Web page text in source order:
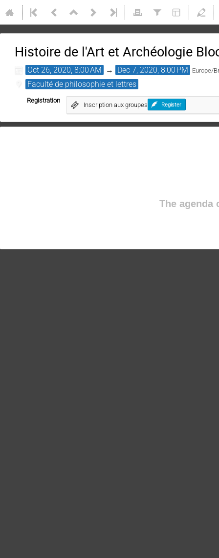
Histoire de l'Art et Archéologie
Oct 26, 2020, 8:00 AM → Dec 7, 2020, 8:00 PM Europe/
Faculté de philosophie et lettres
Registration
Inscription aux groupes Register
The